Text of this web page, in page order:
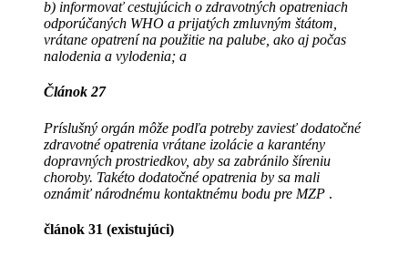
b) informovať cestujúcich o zdravotných opatreniach
odporúčaných WHO a prijatých zmluvným štátom,
vrátane opatrení na použitie na palube, ako aj počas
nalodenia a vylodenia; a
Článok 27
Príslušný orgán môže podľa potreby zaviesť dodatočné
zdravotné opatrenia vrátane izolácie a karantény
dopravných prostriedkov, aby sa zabránilo šíreniu
choroby. Takéto dodatočné opatrenia by sa mali
oznámiť národnému kontaktnému bodu pre MZP .
článok 31 (existujúci)